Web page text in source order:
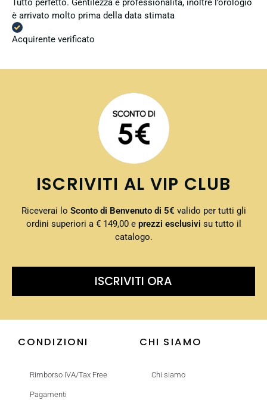
è arrivato molto prima della data stimata
Acquirente verificato
ISCRIVITI AL VIP CLUB
Riceverai lo Sconto di Benvenuto di 5€ valido per tutti gli
ordini superiori a € 149,00 e prezzi esclusivi su tutto il
catalogo.
ISCRIVITI ORA
CONDIZIONI
Rimborso IVA/Tax Free
Pagamenti
CHI SIAMO
Chi siamo